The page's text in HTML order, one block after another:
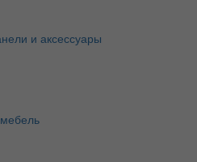
и аксессуары